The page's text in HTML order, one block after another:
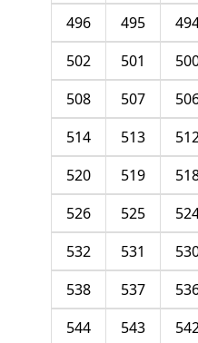
495
496
501
502
507
508
513
514
519
520
525
526
531
532
537
538
543
544